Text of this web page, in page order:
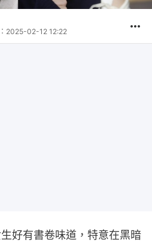
2025-02-12 12:22
好有書卷味道，特意在黑暗